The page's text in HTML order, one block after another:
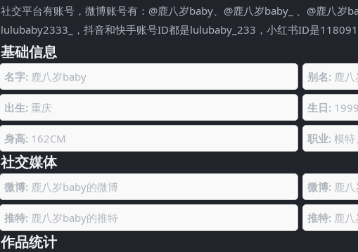
社交平台有账号，微博账号有：@鹿八岁baby、@鹿八岁baby_ 、@鹿八岁
lulubaby2333_，抖音和快手账号ID都是lulubaby_233，小红书ID是
基础信息
名字: 鹿八岁baby 别名: 鹿八
出生: 重庆 生日:
身高: 162CM 职业: 模特
社交媒体
微博: 鹿八岁baby的微博 微博: 鹿
推特: 鹿八岁baby的推特 推特: 鹿
作品统计